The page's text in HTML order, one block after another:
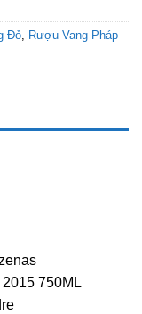
Đỏ, Rượu Vang Pháp
750ML